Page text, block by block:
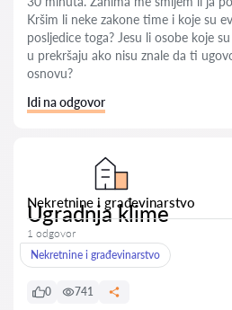
Kršim li neke zakone time i koje su
posljedice toga? Jesu li osobe koje
u prekršaju ako nisu znale da ti
osnovu?
Idi na odgovor
Nekretnine i građevinarstvo
Ugradnja klime
1 odgovor
Nekretnine i građevinarstvo
0 741